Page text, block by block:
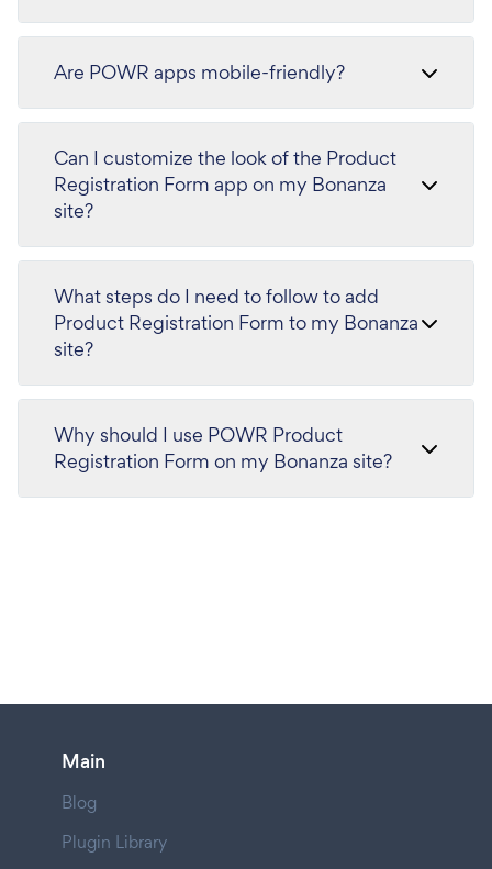
Are POWR apps mobile-friendly?
Can I customize the look of the Product
Registration Form app on my Bonanza
site?
What steps do I need to follow to add
Product Registration Form to my Bonanza
site?
Why should I use POWR Product
Registration Form on my Bonanza site?
Main
Blog
Plugin Library